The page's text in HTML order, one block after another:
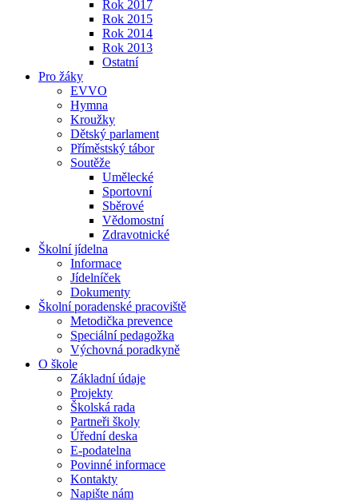
Rok 2017
Rok 2015
Rok 2014
Rok 2013
Ostatní
Pro žáky
EVVO
Hymna
Kroužky
Dětský parlament
Příměstský tábor
Soutěže
Umělecké
Sportovní
Sběrové
Vědomostní
Zdravotnické
Školní jídelna
Informace
Jídelníček
Dokumenty
Školní poradenské pracoviště
Metodička prevence
Speciální pedagožka
Výchovná poradkyně
O škole
Základní údaje
Projekty
Školská rada
Partneři školy
Úřední deska
E-podatelna
Povinné informace
Kontakty
Napište nám